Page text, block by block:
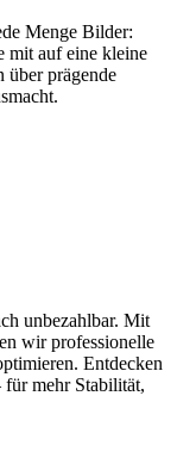
Menge Bilder:
mit auf eine kleine
über prägende
unbezahlbar. Mit
wir professionelle
Entdecken
für mehr Stabilität,